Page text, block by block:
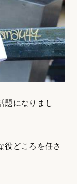
題になりまし
役どころを任さ